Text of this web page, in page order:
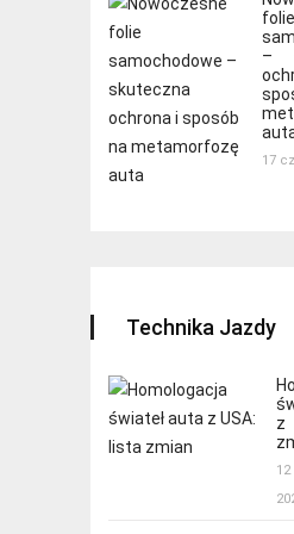
folie
–
17
Technika Jazdy
z